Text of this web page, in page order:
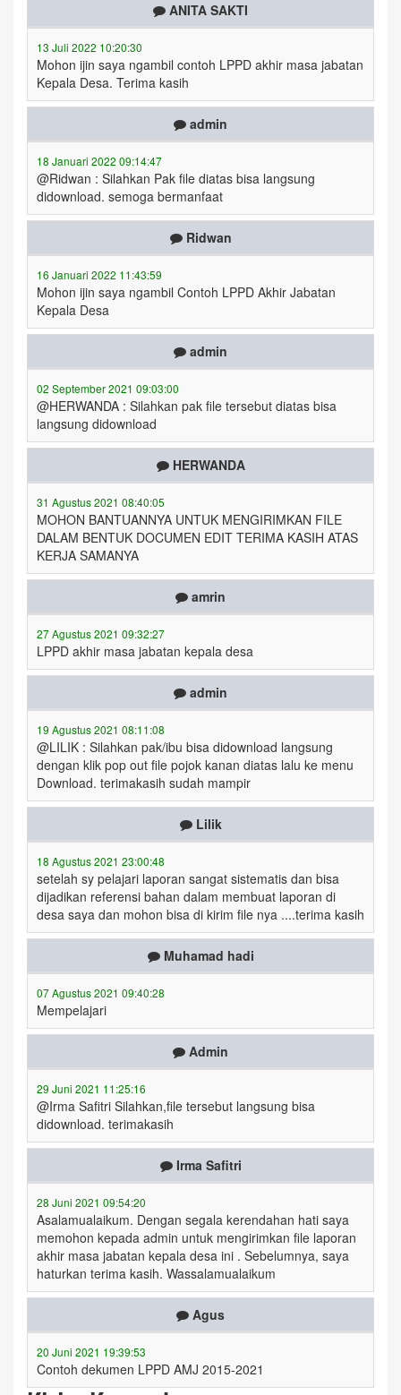
ANITA SAKTI
13 Juli 2022 10:20:30
Mohon ijin saya ngambil contoh LPPD akhir masa jabatan
Kepala Desa. Terima kasih
admin
18 Januari 2022 09:14:47
@Ridwan : Silahkan Pak file diatas bisa langsung
didownload. semoga bermanfaat
Ridwan
16 Januari 2022 11:43:59
Mohon ijin saya ngambil Contoh LPPD Akhir Jabatan
Kepala Desa
admin
02 September 2021 09:03:00
@HERWANDA : Silahkan pak file tersebut diatas bisa
langsung didownload
HERWANDA
31 Agustus 2021 08:40:05
MOHON BANTUANNYA UNTUK MENGIRIMKAN FILE
DALAM BENTUK DOCUMEN EDIT TERIMA KASIH ATAS
KERJA SAMANYA
amrin
27 Agustus 2021 09:32:27
LPPD akhir masa jabatan kepala desa
admin
19 Agustus 2021 08:11:08
@LILIK : Silahkan pak/ibu bisa didownload langsung
dengan klik pop out file pojok kanan diatas lalu ke menu
Download. terimakasih sudah mampir
Lilik
18 Agustus 2021 23:00:48
setelah sy pelajari laporan sangat sistematis dan bisa
dijadikan referensi bahan dalam membuat laporan di
desa saya dan mohon bisa di kirim file nya ....terima kasih
Muhamad hadi
07 Agustus 2021 09:40:28
Mempelajari
Admin
29 Juni 2021 11:25:16
@Irma Safitri Silahkan,file tersebut langsung bisa
didownload. terimakasih
Irma Safitri
28 Juni 2021 09:54:20
Asalamualaikum. Dengan segala kerendahan hati saya
memohon kepada admin untuk mengirimkan file laporan
akhir masa jabatan kepala desa ini . Sebelumnya, saya
haturkan terima kasih. Wassalamualaikum
Agus
20 Juni 2021 19:39:53
Contoh dekumen LPPD AMJ 2015-2021